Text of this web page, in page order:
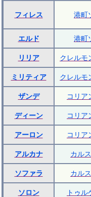
フィレス 港町
エルド 港町
リリア クレルモ
ミリティア クレルモ
ザンデ コリア
ディーン コリア
アーロン コリア
アルカナ カル
ソファラ カル
ソロン トゥル